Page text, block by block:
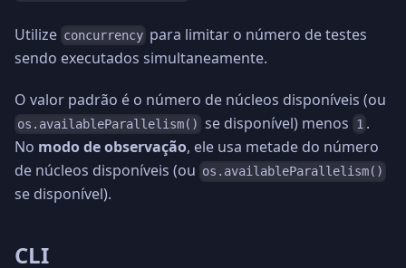
Utilize concurrency para limitar o número de testes
sendo executados simultaneamente.
O valor padrão é o número de núcleos disponíveis (ou
os.availableParallelism() se disponível) menos 1 .
No modo de observação, ele usa metade do número
de núcleos disponíveis (ou os.availableParallelism()
se disponível).
CLI